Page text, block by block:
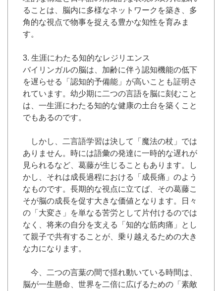
ることは、脳内に多様なネットワークを築き、多
角的な視点で物事を捉える豊かな知性を育みま
す。
3. 生涯にわたる知的なレジリエンス
バイリンガルの脳は、加齢に伴う認知機能の低下
を遅らせる「認知的予備能」が高いことも証明さ
れています。幼少期に二つの言語を脳に刻むこと
は、一生涯にわたる知的な健康の土台を築くこと
でもあるのです。
しかし、二言語学習は決して「魔法の杖」では
ありません。時には語彙の発達に一時的な遅れが
見られるなど、葛藤が生じることもあります。し
かし、それは成長過程における「成長痛」のよう
なものです。長期的な視点に立てば、その葛藤こ
そが脳の成長を促す大きな価値となります。日々
の「大変さ」を単なる苦労として片付けるのでは
なく、将来の自分を支える「知的な筋肉痛」とし
て親子で共有することが、乗り越えるための大き
な力になります。
今、二つの言葉の間で揺れ動いている時間は、
脳が一生懸命、世界を二倍に広げるための「素敵